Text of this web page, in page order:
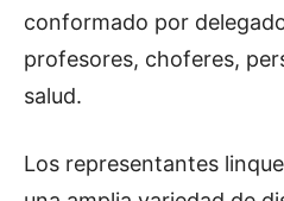
conformado por
profesores, choferes,
salud.
Los representantes